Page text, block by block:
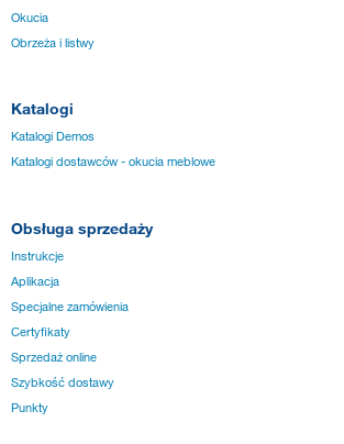
Okucia
Obrzeża i listwy
Katalogi
Katalogi Demos
Katalogi dostawców - okucia meblowe
Obsługa sprzedaży
Instrukcje
Aplikacja
Specjalne zamówienia
Certyfikaty
Sprzedaż online
Szybkość dostawy
Punkty